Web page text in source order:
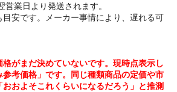
業日より発送されます。
安です。メーカー事情により、遅れる可
がまだ決めていないです。現時点表示し
考価格」です。同じ種類商品の定価や市
およそこれくらいになるだろう」と推測